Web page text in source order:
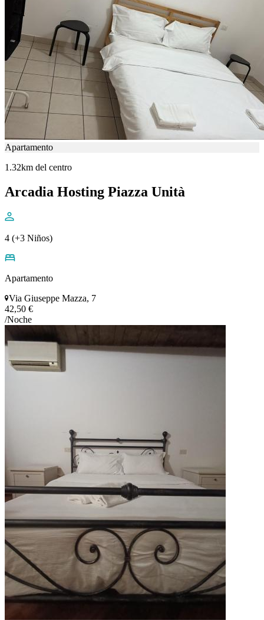
Apartamento
1.32km del centro
Arcadia Hosting Piazza Unità
4 (+3 Niños)
Apartamento
Via Giuseppe Mazza, 7
42,50 €
/Noche